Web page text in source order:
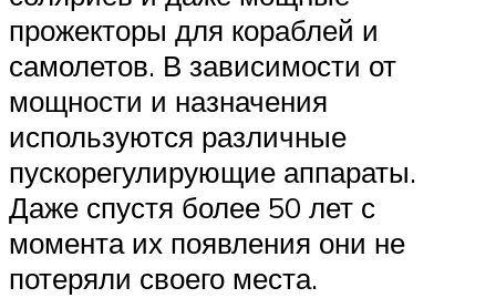
прожекторы для кораблей и
самолетов. В зависимости от
мощности и назначения
используются различные
пускорегулирующие аппараты.
Даже спустя более 50 лет с
момента их появления они не
потеряли своего места.